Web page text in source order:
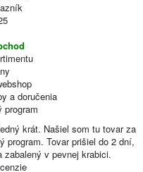
a doručenia
program
krát. Našiel som tu tovar za
program. Tovar prišiel do 2 dní,
v pevnej krabici.